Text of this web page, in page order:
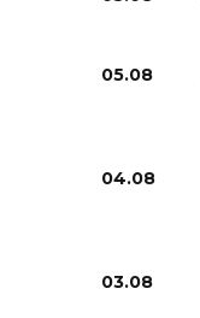
05.08
04.08
03.08